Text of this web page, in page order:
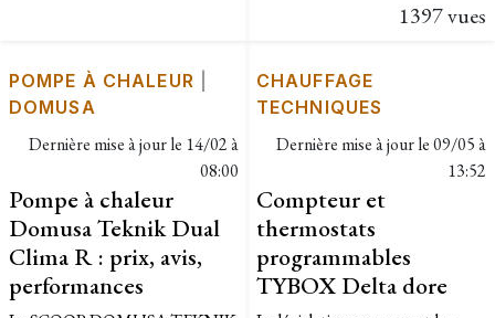
1397 vues
POMPE À CHALEUR
DOMUSA
Dernière mise à jour le 14/02 à
08:00
Pompe à chaleur
Domusa Teknik Dual
Clima R : prix, avis,
performances
CHAUFFAGE
TECHNIQUES
Dernière mise à jour le09/05 à
13:52
Compteur et
thermostats
programmables
TYBOX Delta dore